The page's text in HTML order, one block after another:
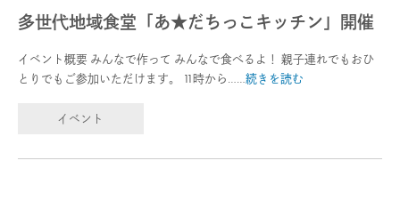
多世代地域食堂「あ★だちっこキッチン」開催
イベント概要 みんなで作って みんなで食べるよ！ 親子連れでもおひ
とりでもご参加いただけます。 11時から……続きを読む
イベント